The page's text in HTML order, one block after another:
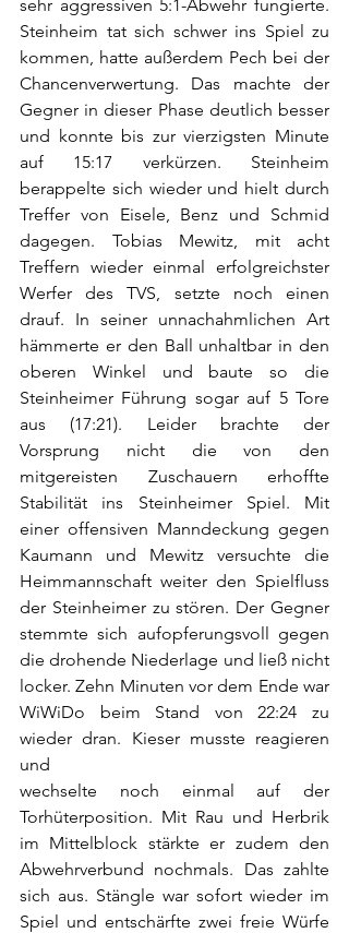
sehr aggressiven 5:1-Abwehr fungierte.
Steinheim tat sich schwer ins Spiel zu
kommen, hatte außerdem Pech bei der
Chancenverwertung. Das machte der
Gegner in dieser Phase deutlich besser
und konnte bis zur vierzigsten Minute
auf 15:17 verkürzen. Steinheim
berappelte sich wieder und hielt durch
Treffer von Eisele, Benz und Schmid
dagegen. Tobias Mewitz, mit acht
Treffern wieder einmal erfolgreichster
Werfer des TVS, setzte noch einen
drauf. In seiner unnachahmlichen Art
hämmerte er den Ball unhaltbar in den
oberen Winkel und baute so die
Steinheimer Führung sogar auf 5 Tore
aus (17:21). Leider brachte der
Vorsprung nicht die von den
mitgereisten Zuschauern erhoffte
Stabilität ins Steinheimer Spiel. Mit
einer offensiven Manndeckung gegen
Kaumann und Mewitz versuchte die
Heimmannschaft weiter den Spielfluss
der Steinheimer zu stören. Der Gegner
stemmte sich aufopferungsvoll gegen
die drohende Niederlage und ließ nicht
locker. Zehn Minuten vor dem Ende war
WiWiDo beim Stand von 22:24 zu
wieder dran. Kieser musste reagieren
und
wechselte noch einmal auf der
Torhüterposition. Mit Rau und Herbrik
im Mittelblock stärkte er zudem den
Abwehrverbund nochmals. Das zahlte
sich aus. Stängle war sofort wieder im
Spiel und entschärfte zwei freie Würfe